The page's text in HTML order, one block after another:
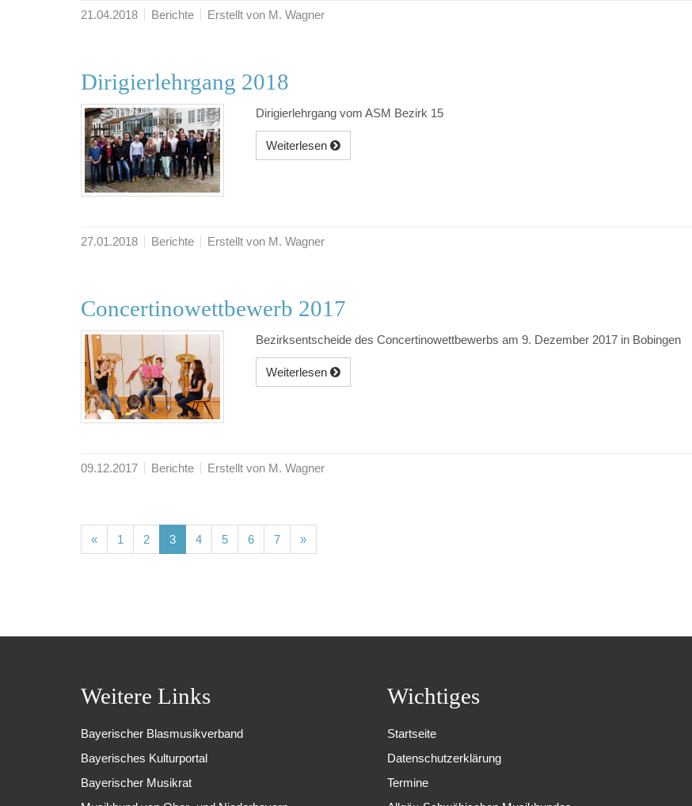
21.04.2018 Berichte Erstellt von M. Wagner
Dirigierlehrgang 2018
Dirigierlehrgang vom ASM Bezirk 15
Weiterlesen
27.01.2018 Berichte Erstellt von M. Wagner
Concertinowettbewerb 2017
Bezirksentscheide des Concertinowettbewerbs am 9. Dezember 2017 in Bobingen
Weiterlesen
09.12.2017 Berichte Erstellt von M. Wagner
« 1 (current)
2(current)
3(current)
4(current)
5(current)
6(current)
7(current)
»
Weitere Links
Bayerischer Blasmusikverband
Bayerisches Kulturportal
Bayerischer Musikrat
Wichtiges
Startseite
Datenschutzerklärung
Termine